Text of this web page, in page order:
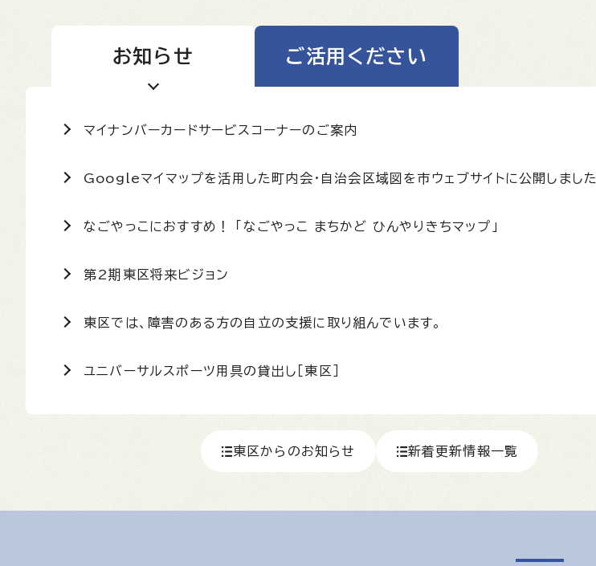
お知らせ ご活用ください
マイナンバーカードサービスコーナーのご案内
Googleマイマップを活用した町内会・自治会区域図を市ウェブサイトに公開しました
なごやっこにおすすめ！ 「なごやっこ まちかど ひんやりきちマップ」
第2期東区将来ビジョン
東区では、障害のある方の自立の支援に取り組んでいます。
ユニバーサルスポーツ用具の貸出し［東区］
東区からのお知らせ 新着更新情報一覧